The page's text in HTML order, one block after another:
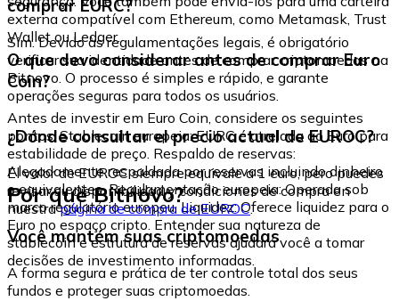
externa compatível com Ethereum, como Metamask, Trust
Wallet ou Ledger.
comprar EURC?
Sim. Devido às regulamentações legais, é obrigatório
verificar sua identidade antes de comprar criptomoedas na
Bitnovo. O processo é simples e rápido, e garante
operações seguras para todos os usuários.
O que devo considerar antes de comprar Euro
Coin?
Antes de investir em Euro Coin, considere os seguintes
pontos: Stablecoin europeia: EURC é atrelada ao Euro para
estabilidade de preço. Respaldo de reservas:
Alegadamente respaldada por reservas incluindo dinheiro
e equivalentes. Regulamentação europeia: Operada sob
marco regulatório europeu. Liquidez: Oferece liquidez para o
Euro no espaço cripto. Entender sua natureza de
stablecoin e estrutura de reservas ajudará você a tomar
decisões de investimento informadas.
¿Dónde consultar el precio actual de EUROC?
El valor de EUROC siempre equivale a 1 euro, pero puedes
revisar su disponibilidad y condiciones de compra en
nuestrapágina de compra de EUROC.
Por que Bitnovo?
Você mantém suas criptomoedas
A forma segura e prática de ter controle total dos seus
fundos e proteger suas criptomoedas.